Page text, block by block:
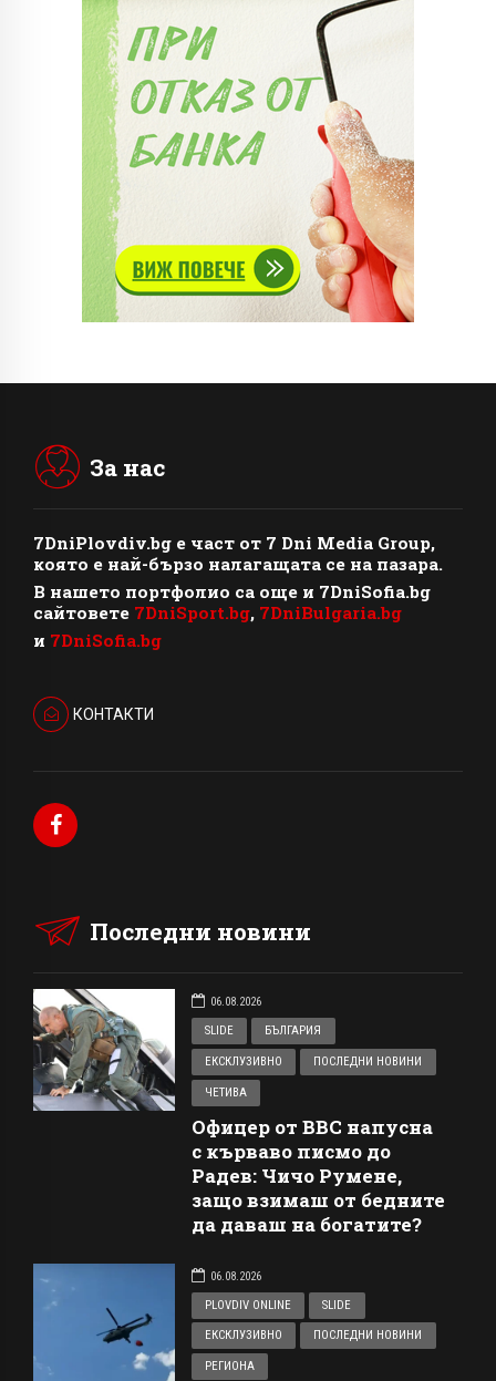
За нас
7DniPlovdiv.bg e част от 7 Dni Media Group,
която е най-бързо налагащата се на пазара.
В нашето портфолио са още и 7DniSofia.bg
сайтовете 7DniSport.bg, 7DniBulgaria.bg
и 7DniSofia.bg
КОНТАКТИ
Последни новини
06.08.2026
SLIDE
БЪЛГАРИЯ
ЕКСКЛУЗИВНО ПОСЛЕДНИ НОВИНИ
ЧЕТИВА
Офицер от ВВС напусна
с кърваво писмо до
Радев: Чичо Румене,
защо взимаш от бедните
да даваш на богатите?
06.08.2026
PLOVDIV ONLINE
SLIDE
ЕКСКЛУЗИВНО ПОСЛЕДНИ НОВИНИ
РЕГИОНА